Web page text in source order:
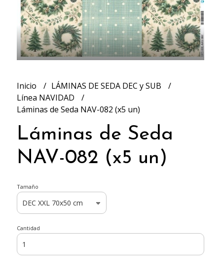
Inicio
LÁMINAS DE SEDA DEC y SUB
Línea NAVIDAD
Láminas de Seda NAV-082 (x5 un)
Láminas de Seda
NAV-082 (x5 un)
Tamaño
Cantidad